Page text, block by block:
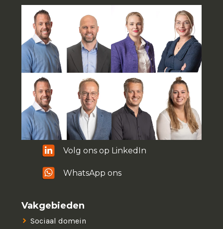
Volg ons op LinkedIn
WhatsApp ons
Vakgebieden
Sociaal domein